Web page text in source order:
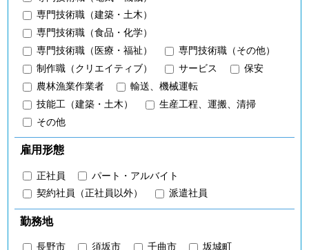
専門技術職（建築・土木）
専門技術職（食品・化学）
専門技術職（医療・福祉）
専門技術職（その他）
制作職（クリエイティブ）
サービス
保安
農林漁業作業者
輸送、機械運転
技能工（建築・土木）
生産工程、運搬、清掃
その他
雇用形態
正社員
パート・アルバイト
契約社員（正社員以外）
派遣社員
勤務地
長野市 須坂市 千曲市
坂城町